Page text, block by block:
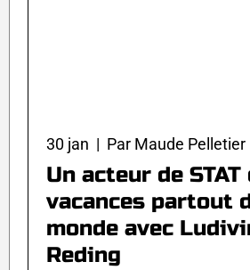
30 jan | Par Maude Pelletier
Un acteur de
vacances partout
monde avec
Reding